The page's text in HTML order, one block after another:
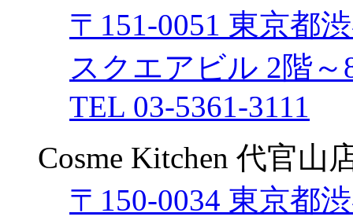
〒151-0051 東京都
スクエアビル 2階～
TEL 03-5361-3111
Cosme Kitchen 代官山
〒150-0034 東京都